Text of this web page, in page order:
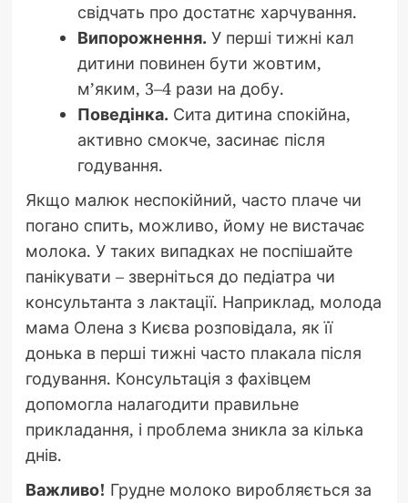
свідчать про достатнє харчування.
Випорожнення. У перші тижні кал
дитини повинен бути жовтим,
м’яким, 3–4 рази на добу.
Поведінка. Сита дитина спокійна,
активно смокче, засинає після
годування.
Якщо малюк неспокійний, часто плаче чи
погано спить, можливо, йому не вистачає
молока. У таких випадках не поспішайте
панікувати – зверніться до педіатра чи
консультанта з лактації. Наприклад, молода
мама Олена з Києва розповідала, як її
донька в перші тижні часто плакала після
годування. Консультація з фахівцем
допомогла налагодити правильне
прикладання, і проблема зникла за кілька
днів.
Важливо! Грудне молоко виробляється за